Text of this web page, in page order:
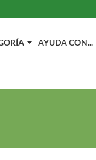
AYUDA CON...